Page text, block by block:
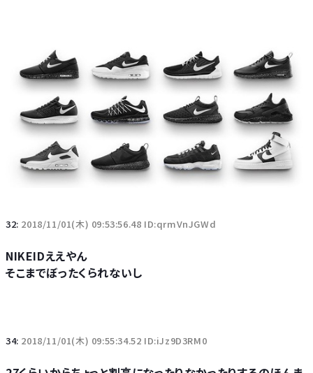
32: 2018/11/01(木) 09:53:56.48 ID:qrmVnJGWd
NIKEIDええやん
そこまでぼったくられないし
34: 2018/11/01(木) 09:55:34.52 ID:iJz9D3RM0